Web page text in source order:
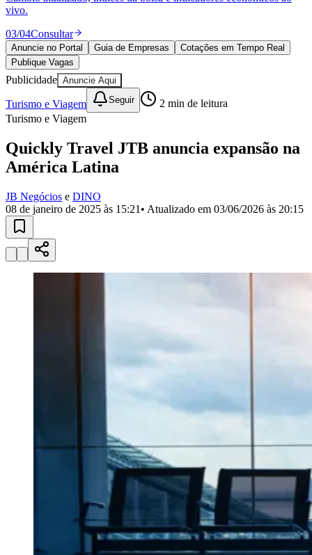
Cultura
Meio Ambiente
Obras
Educação
Selecione sua região
Aldeia Aldeia da Serra
Bairro
JubranBelvalBethavilleBoa
RegiãoCotiaCruz Preta
MilitarItapevi JandiraJardim AudirJardim Belval Jardim
Califórnia
Esperança
JulioJardim Líbano
MutingaJardim Paraíso
Jardim São PedroJardim São SilvestreJardim SilveiraJardim
Nova AldeinhaOsasco
Vila Márcia
Negócios Regionais
Segurança Regional
Hospitais Estaduais
Parques & Represas
Cidades da Região
Santana de ParnaíbaOsascoCarapicuíbaJandiraItapeviCotiaPirapora
AraçariguamaCajamarCaieiras Franco da
vivo.
03/04Consultar
Anuncie no Portal Guia de Empresas
Cotações em Tempo Real
Publique Vagas
Publicidade Anuncie Aqui
Turismo e Viagem Seguir 2 min de leitura
Turismo e Viagem
Quickly Travel JTB anuncia expansão na
América Latina
JB Negócios e DINO
08 de janeiro de 2025 às 15:21 • Atualizado em 03/06/2026 às 20:15